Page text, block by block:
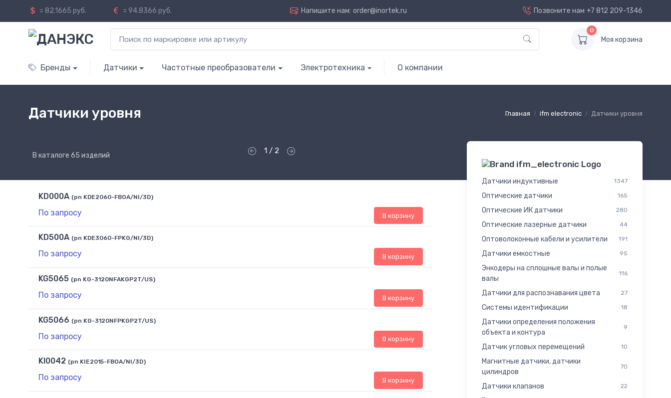
= 82.1665 руб. = 94.8366 руб. Напишите нам: order@inortek.ru Позвоните нам +7 812 209-1346
0
Моя корзина
Бренды Датчики Частотные преобразователи Электротехника О компании
Главная ifm electronic Датчики уровня
Датчики уровня
В каталоге 65 изделий
1 / 2
KD000A (pn KDE2060-FBOA/NI/3D)
По запросу В корзину
KD500A (pn KDE3060-FPKG/NI/3D)
По запросу В корзину
KG5065 (pn KG-3120NFAKGP2T/US)
По запросу В корзину
KG5066 (pn KG-3120NFPKGP2T/US)
По запросу В корзину
KI0042 (pn KIE2015-FBOA/NI/3D)
По запросу В корзину
Датчики индуктивные 1347
Оптические датчики 165
Оптические ИК датчики 280
Оптические лазерные датчики 44
Оптоволоконные кабели и усилители 191
Датчики емкостные 95
Энкодеры на сплошные валы и полые
валы
116
Датчики для распознавания цвета 27
Системы идентификации 18
Датчики определения положения
объекта и контура
9
Датчик угловых перемещений 10
Магнитные датчики, датчики
цилиндров
70
Датчики клапанов 22